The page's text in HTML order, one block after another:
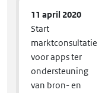
11 april 2020
Start
marktconsultatie
voor apps ter
ondersteuning
van bron- en